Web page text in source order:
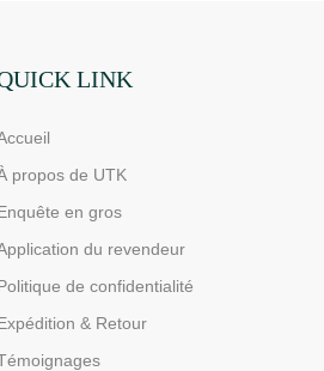
4
LINK
propos de UTK
en gros
du revendeur
de confidentialité
& Retour